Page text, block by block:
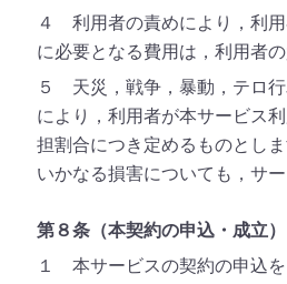
４ 利用者の責めにより，利用
に必要となる費用は，利用者
５ 天災，戦争，暴動，テロ
により，利用者が本サービス
担割合につき定めるものとし
いかなる損害についても，サ
第８条（本契約の申込・成立）
１ 本サービスの契約の申込を